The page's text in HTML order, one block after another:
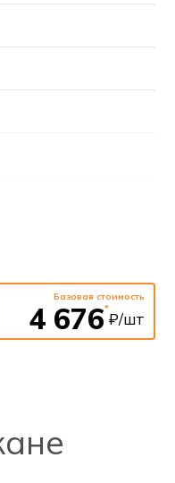
Базовая стоимость
4 676*
₽/шт